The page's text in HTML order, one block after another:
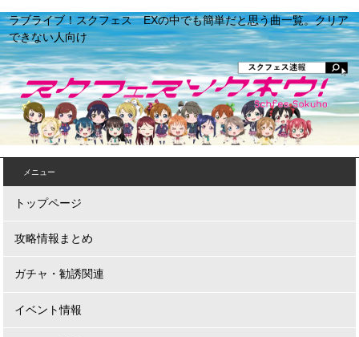
ラブライブ！スクフェス EXの中でも簡単だと思う曲一覧。クリア
できない人向け
メニュー
トップページ
攻略情報まとめ
ガチャ・勧誘関連
イベント情報